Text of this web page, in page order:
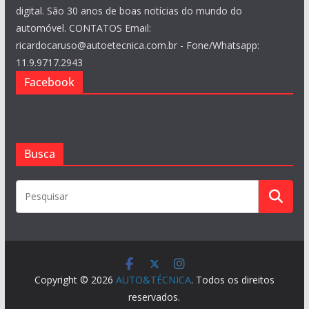
digital. São 30 anos de boas notícias do mundo do
automóvel. CONTATOS Email:
ricardocaruso@autoetecnica.com.br - Fone/Whatsapp:
11.9.9717.2943
Facebook
Busca
Copyright © 2026 AUTO&TÉCNICA. Todos os direitos
reservados.